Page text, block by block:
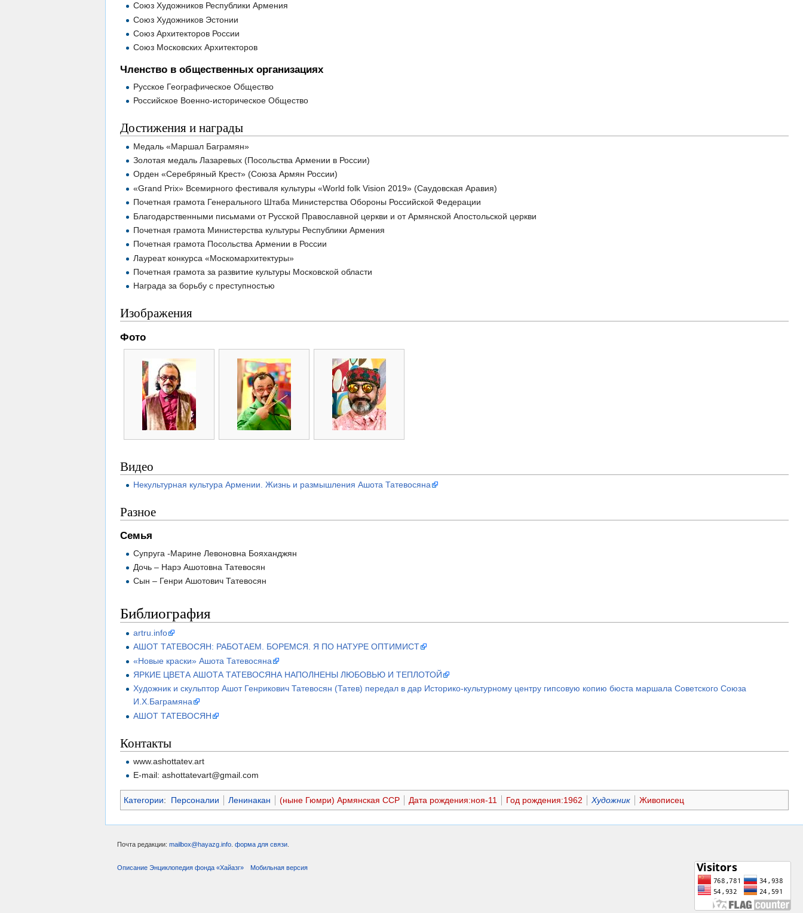
Союз Художников Республики Армения
Союз Художников Эстонии
Союз Архитекторов России
Союз Московских Архитекторов
Членство в общественных организациях
Русское Географическое Общество
Российское Военно-историческое Общество
Достижения и награды
Медаль «Маршал Баграмян»
Золотая медаль Лазаревых (Посольства Армении в России)
Орден «Серебряный Крест» (Союза Армян России)
«Grand Prix» Всемирного фестиваля культуры «World folk Vision 2019» (Саудовская Аравия)
Почетная грамота Генерального Штаба Министерства Обороны Российской Федерации
Благодарственными письмами от Русской Православной церкви и от Армянской Апостольской церкви
Почетная грамота Министерства культуры Республики Армения
Почетная грамота Посольства Армении в России
Лауреат конкурса «Москомархитектуры»
Почетная грамота за развитие культуры Московской области
Награда за борьбу с преступностью
Изображения
Фото
Видео
Некультурная культура Армении. Жизнь и размышления Ашота Татевосяна
Разное
Семья
Супруга -Марине Левоновна Бояханджян
Дочь – Нарэ Ашотовна Татевосян
Сын – Генри Ашотович Татевосян
Библиография
artru.info
АШОТ ТАТЕВОСЯН: РАБОТАЕМ. БОРЕМСЯ. Я ПО НАТУРЕ ОПТИМИСТ
«Новые краски» Ашота Татевосяна
ЯРКИЕ ЦВЕТА АШОТА ТАТЕВОСЯНА НАПОЛНЕНЫ ЛЮБОВЬЮ И ТЕПЛОТОЙ
Художник и скульптор Ашот Генрикович Татевосян (Татев) передал в дар Историко-культурному центру гипсовую копию бюста маршала Советского Союза
И.Х.Баграмяна
АШОТ ТАТЕВОСЯН
Контакты
www.ashottatev.art
E-mail: ashottatevart@gmail.com
Категории: Персоналии Ленинакан (ныне Гюмри) Армянская ССР Дата рождения:ноя-11 Год рождения:1962 Художник Живописец
Почта редакции: mailbox@hayazg.info форма для связи
Описание Энциклопедия фонда «Хайазг» Мобильная версия